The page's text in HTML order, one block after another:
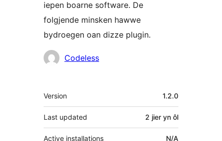
iepen boarne software. De
folgjende minsken hawwe
bydroegen oan dizze plugin.
Meiwurkers
Codeless
Meta
Version 1.2.0
Last updated 2 jier yn ôl
Active installations N/A